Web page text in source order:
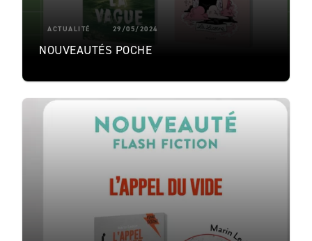
ACTUALITÉ 29/05/2024
NOUVEAUTÉS POCHE